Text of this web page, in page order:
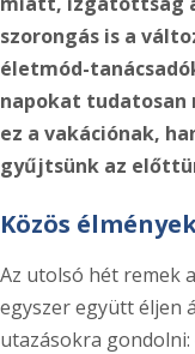
szorongás is a
életmód-
napokat tudatosan
ez a vakációnak,
gyűjtsünk az
Közös
Az utolsó hét remek
egyszer együtt éljen
utazásokra